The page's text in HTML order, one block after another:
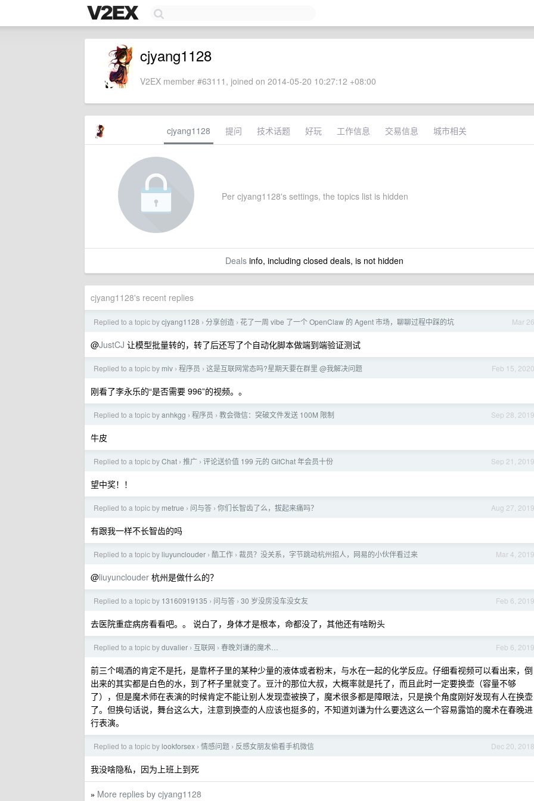
cjyang1128
V2EX member #63111, joined on 2014-05-20 10:27:12 +08:00
cjyang1128 提问 技术话题 好玩 工作信息 交易信息 城市相关
Per cjyang1128's settings, the topics list is hidden
Dealsinfo, including closed deals, is not hidden
cjyang1128's recent replies
Mar 26
Replied to a topic bycjyang1128 › 分享创造 › 花了一周 vibe 了一个 OpenClaw 的 Agent 市场，聊聊过程中踩的坑
@JustCJ 让模型批量转的，转了后还写了个自动化脚本做端到端验证测试
Feb 15, 2020
Replied to a topic by miv › 程序员 › 这是互联网常态吗?星期天要在群里 @我解决问题
刚看了李永乐的“是否需要 996”的视频。。
Sep 28, 2019
Replied to a topic byanhkgg › 程序员 › 教会微信：突破文件发送 100M 限制
牛皮
Sep 21, 2019
Replied to a topic byChat › 推广 › 评论送价值 199 元的 GitChat 年会员十份
望中奖！！
Aug 27, 2019
Replied to a topic by metrue › 问与答 › 你们长智齿了么，拔起来痛吗？
有跟我一样不长智齿的吗
Mar 4, 2019
Replied to a topic by liuyunclouder › 酷工作 › 裁员？没关系，字节跳动杭州招人，网易的小伙伴看过来
@liuyunclouder 杭州是做什么的？
Feb 6, 2019
Replied to a topic by 13160919135 › 问与答 › 30 岁没房没车没女友
去医院重症病房看看吧。。 说白了，身体才是根本，命都没了，其他还有啥盼头
Feb 6, 2019
Replied to a topic byduvalier › 互联网 › 春晚刘谦的魔术…
前三个喝酒的肯定不是托，是靠杯子里的某种少量的液体或者粉末，与水在一起的化学反应。仔细看视频可以看出来，倒
出来的其实都是白色的水，到了杯子里就变了。豆汁的那位大叔，大概率就是托了，而且此时一定要换壶（容量不够
了），但是魔术师在表演的时候肯定不能让别人发现壶被换了，魔术很多都是障眼法，只是换个角度刚好发现有人在换壶
了。但换句话说，舞台这么大，注意到换壶的人应该也挺多的，不知道刘谦为什么要选这么一个容易露馅的魔术在春晚进
行表演。
Dec 20, 2018
Replied to a topic by lookforsex › 情感问题 › 反感女朋友偷看手机微信
我没啥隐私，因为上班上到死
» More replies by cjyang1128